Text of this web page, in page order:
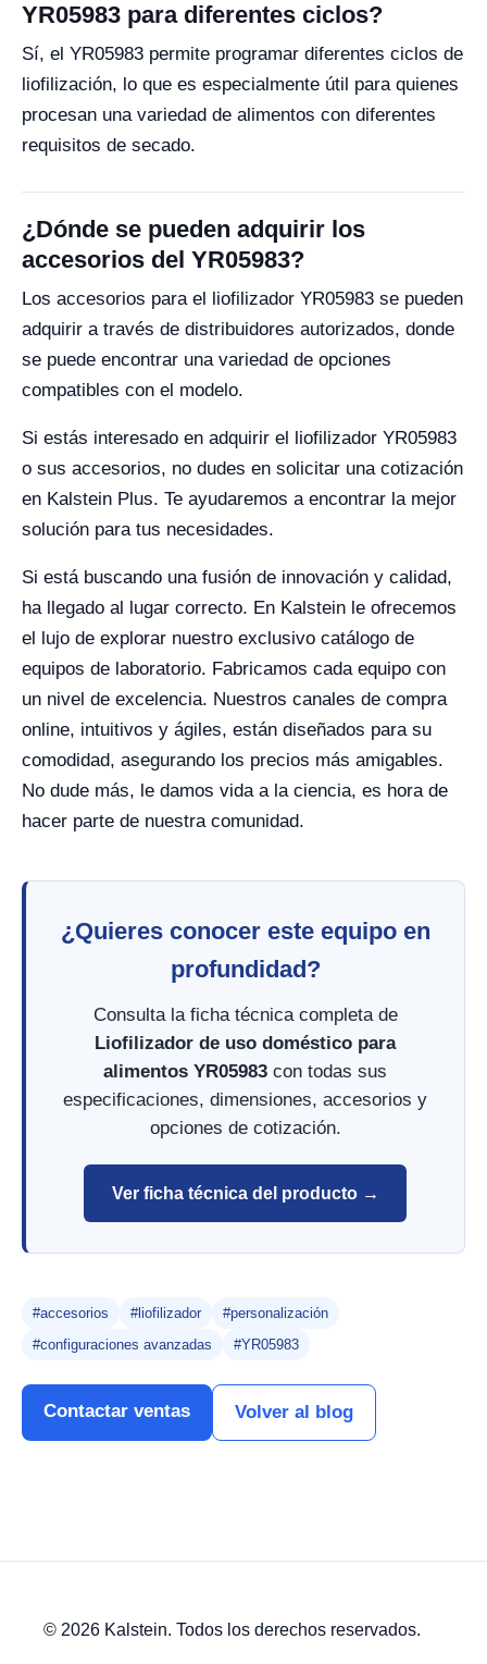
YR05983 para diferentes ciclos?
Sí, el YR05983 permite programar diferentes ciclos de
liofilización, lo que es especialmente útil para quienes
procesan una variedad de alimentos con diferentes
requisitos de secado.
¿Dónde se pueden adquirir los
accesorios del YR05983?
Los accesorios para el liofilizador YR05983 se pueden
adquirir a través de distribuidores autorizados, donde
se puede encontrar una variedad de opciones
compatibles con el modelo.
Si estás interesado en adquirir el liofilizador YR05983
o sus accesorios, no dudes en solicitar una cotización
en Kalstein Plus. Te ayudaremos a encontrar la mejor
solución para tus necesidades.
Si está buscando una fusión de innovación y calidad,
ha llegado al lugar correcto. En Kalstein le ofrecemos
el lujo de explorar nuestro exclusivo catálogo de
equipos de laboratorio. Fabricamos cada equipo con
un nivel de excelencia. Nuestros canales de compra
online, intuitivos y ágiles, están diseñados para su
comodidad, asegurando los precios más amigables.
No dude más, le damos vida a la ciencia, es hora de
hacer parte de nuestra comunidad.
¿Quieres conocer este equipo en
profundidad?
Consulta la ficha técnica completa de
Liofilizador de uso doméstico para
alimentos YR05983 con todas sus
especificaciones, dimensiones, accesorios y
opciones de cotización.
Ver ficha técnica del producto →
#accesorios #liofilizador
#personalización
#configuraciones avanzadas
#YR05983
Contactar ventas Volver al blog
© 2026 Kalstein. Todos los derechos reservados.